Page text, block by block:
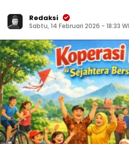
Redaksi
Sabtu, 14 Februari 2026 - 18:33